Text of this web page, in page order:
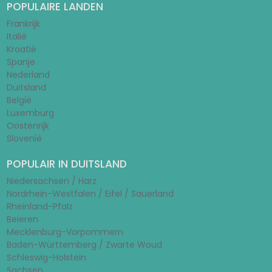
Als je van bier en bratwurst houdt, dan mag je eigenlijk het
beroemde
in September, dus het is prima met een najaarsvakantie te
combineren.
Belangrijke Links
Officiële site Beieren
POPULAIRE LANDEN
Frankrijk
Italië
Kroatië
Spanje
Nederland
Duitsland
België
Luxemburg
Oostenrijk
Slovenië
POPULAIR IN DUITSLAND
Niedersachsen / Harz
Nordrhein-Westfalen / Eifel / Sauerland
Rheinland-Pfalz
Beieren
Mecklenburg-Vorpommern
Baden-Württemberg / Zwarte Woud
Schleswig-Holstein